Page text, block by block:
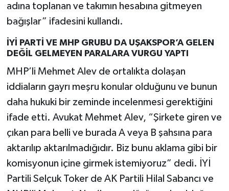
adına toplanan ve takımın hesabına gitmeyen
bağışlar” ifadesini kullandı.
İYİ PARTİ VE MHP GRUBU DA UŞAKSPOR’A GELEN
DEĞİL GELMEYEN PARALARA VURGU YAPTI
MHP’li Mehmet Alev de ortalıkta dolaşan
iddiaların gayrı meşru konular olduğunu ve bunun
daha hukuki bir zeminde incelenmesi gerektiğini
ifade etti. Avukat Mehmet Alev, “Şirkete giren ve
çıkan para belli ve burada A veya B şahsına para
aktarılıp aktarılmadığıdır. Biz bunu aklama gibi bir
komisyonun içine girmek istemiyoruz” dedi. İYİ
Partili Selçuk Toker de AK Partili Hilal Sabancı ve